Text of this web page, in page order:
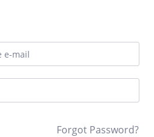
Forgot Password?